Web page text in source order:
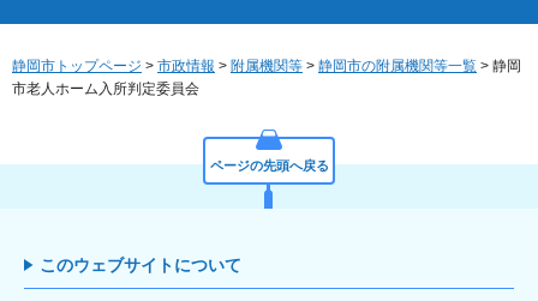
静岡市トップページ > 市政情報 > 附属機関等 > 静岡市の附属機関等一覧 > 静岡
市老人ホーム入所判定委員会
ページの先頭へ戻る
このウェブサイトについて